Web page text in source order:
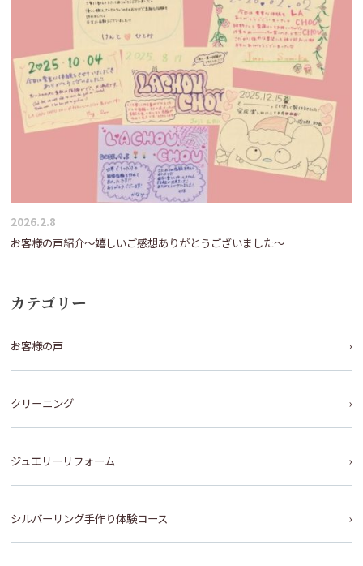
2026.2.8
お客様の声紹介～嬉しいご感想ありがとうございました～
カテゴリー
お客様の声
クリーニング
ジュエリーリフォーム
シルバーリング手作り体験コース